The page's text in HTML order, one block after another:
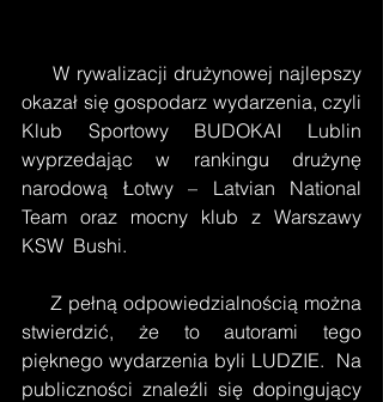
     W rywalizacji drużynowej najlepszy
okazał się gospodarz wydarzenia, czyli
Klub Sportowy BUDOKAI Lublin
wyprzedając w rankingu drużynę
narodową Łotwy – Latvian National
Team oraz mocny klub z Warszawy
KSW  Bushi.
     Z pełną odpowiedzialnością można
stwierdzić, że to autorami tego
pięknego wydarzenia byli LUDZIE.  Na
publiczności znaleźli się dopingujący